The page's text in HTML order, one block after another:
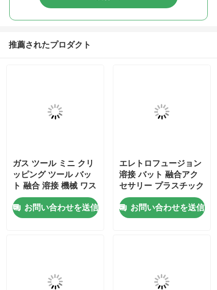
推薦されたプロダクト
ガス ツール ミニ クリ
ッピング ツール バッ
ト 融合 溶接 機械 ワス
ク クリッピング
お問い合わせを送信
エレトロフュージョン
溶接 バット 融合アク
セサリー プラスチック
パイプ端末端末
4.0mm 4.7mm
お問い合わせを送信